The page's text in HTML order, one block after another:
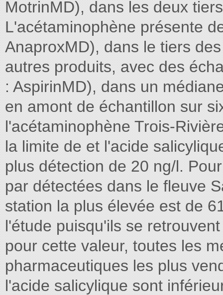
MotrinMD), dans les deux
L'acétaminophène présente
AnaproxMD), dans le tiers
autres produits, avec des
: AspirinMD), dans un
en amont de échantillon sur
l'acétaminophène Trois-
la limite de et l'acide
plus détection de 20 ng/l.
par détectées dans le fleuve
station la plus élevée est de
l'étude puisqu'ils se
pour cette valeur, toutes les
pharmaceutiques les plus
l'acide salicylique sont